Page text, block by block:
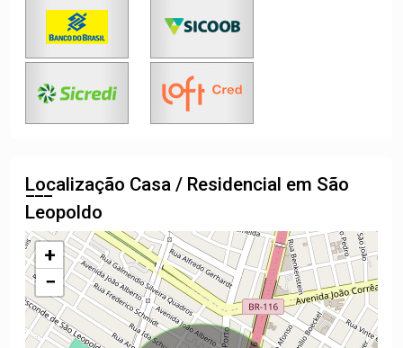
Localização Casa / Residencial em São
Leopoldo
+
−